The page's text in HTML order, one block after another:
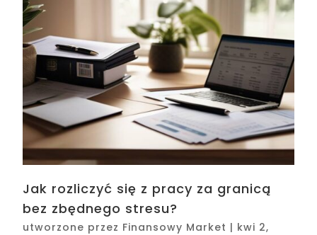
Jak rozliczyć się z pracy za granicą
bez zbędnego stresu?
utworzone przez Finansowy Market | kwi 2,